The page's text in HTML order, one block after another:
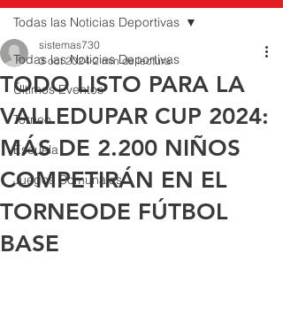
Todas las Noticias Deportivas
Últimos Eventos
Torneo
Escuela
Juegos Comunales
Todas las Noticias Deportivas
TODO LISTO PARA LA
VALLEDUPAR CUP 2024:
MÁS DE 2.200 NIÑOS
COMPETIRÁN EN EL
TORNEODE FÚTBOL
BASE
sistemas730
3 oct 2024 2 min de lectura